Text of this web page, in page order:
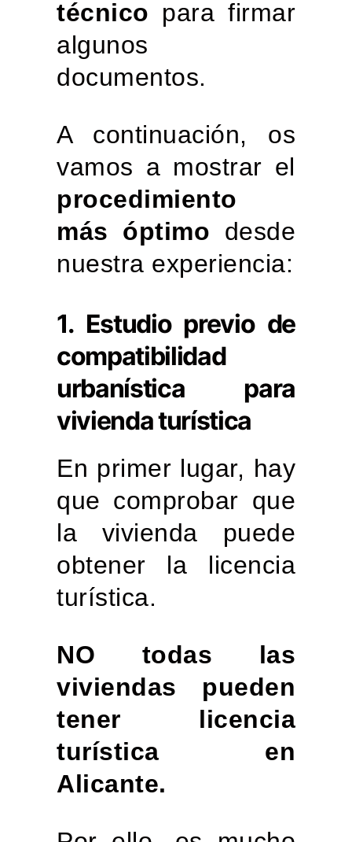
técnico para firmar
algunos
documentos.
A continuación, os
vamos a mostrar el
procedimiento
más óptimo desde
nuestra experiencia:
1. Estudio previo de
compatibilidad
urbanística para
vivienda turística
En primer lugar, hay
que comprobar que
la vivienda puede
obtener la licencia
turística.
NO todas las
viviendas pueden
tener licencia
turística en
Alicante.